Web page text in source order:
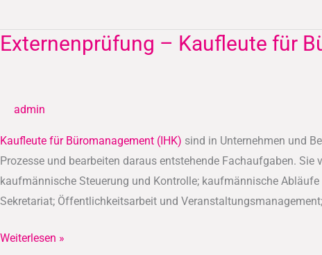
Externenprüfung – Kaufleute für
admin
Kaufleute für Büromanagement (IHK) sind in Unternehmen und
Prozesse und bearbeiten daraus entstehende Fachaufgaben.
kaufmännische Steuerung und Kontrolle; kaufmännische
Sekretariat; Öffentlichkeitsarbeit und
Externenprüfung
(IHK)
Weiterlesen »